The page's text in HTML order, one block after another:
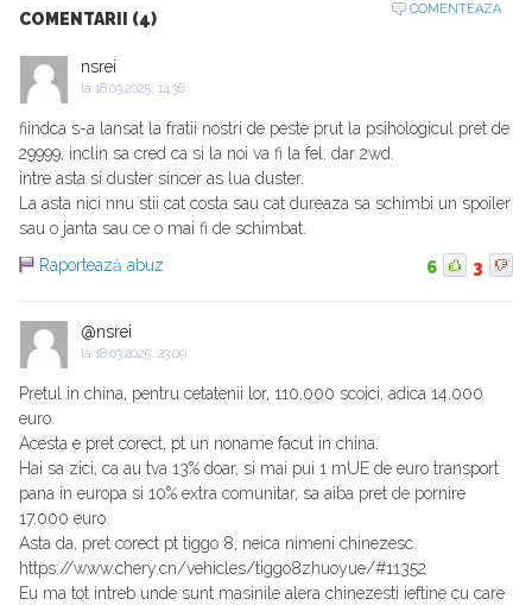
COMENTARII (4)
COMENTEAZA
nsrei
la 18.03.2025, 14:36
fiindca s-a lansat la fratii nostri de peste prut la psihologicul pret de
29999, inclin sa cred ca si la noi va fi la fel. dar 2wd.
intre asta si duster sincer as lua duster.
La asta nici nnu stii cat costa sau cat dureaza sa schimbi un spoiler
sau o janta sau ce o mai fi de schimbat.
Raportează abuz
6 3
@nsrei
la 18.03.2025, 23:09
Pretul in china, pentru cetatenii lor, 110.000 scoici, adica 14.000
euro.
Acesta e pret corect, pt un noname facut in china.
Hai sa zici, ca au tva 13% doar, si mai pui 1 mUE de euro transport
pana in europa si 10% extra comunitar, sa aiba pret de pornire
17.000 euro.
Asta da, pret corect pt tiggo 8, neica nimeni chinezesc.
https://www.chery.cn/vehicles/tiggo8zhuoyue/#11352
Eu ma tot intreb unde sunt masinile alera chinezesti ieftine cu care